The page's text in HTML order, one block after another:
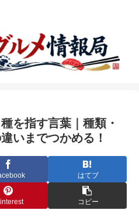
を指す言葉｜種類・
いまでつかめる！
はてブ
コピー